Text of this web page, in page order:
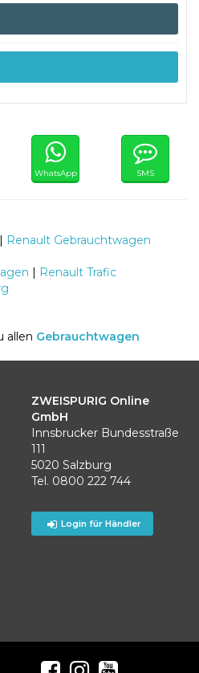
WhatsApp SMS
| Renault Gebrauchtwagen
| Renault Trafic
allen Gebrauchtwagen
ZWEISPURIG Online
GmbH
Innsbrucker Bundesstraße
111
5020 Salzburg
Tel. 0800 222 744
Login für Händler